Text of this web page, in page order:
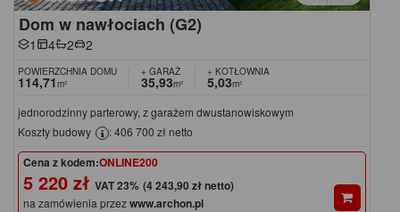
Dom w nawłociach (G2)
1 4 2 2
POWIERZCHNIA DOMU
114,71m²
+ GARAŻ
35,93m²
+ KOTŁOWNIA
5,03m²
jednorodzinny parterowy, z garażem dwustanowiskowym
Koszty budowy
: 406 700 zł netto
Cena z kodem:ONLINE200
5 220 zł (4 243,90 zł netto)
na zamówienia przezwww.archon.pl